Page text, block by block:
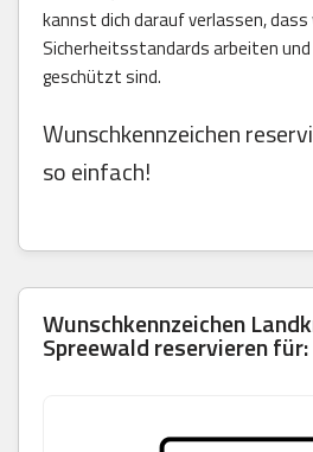
kannst dich darauf verlassen,
Sicherheitsstandards arbeiten
geschützt sind.
Wunschkennzeichen
so einfach!
Wunschkennzeichen
Spreewald reservieren für: